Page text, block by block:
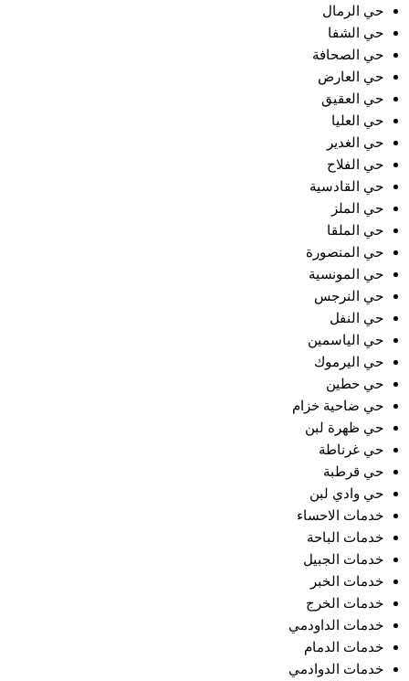
حي الرمال
حي الشفا
حي الصحافة
حي العارض
حي العقيق
حي العليا
حي الغدير
حي الفلاح
حي القادسية
حي الملز
حي الملقا
حي المنصورة
حي المونسية
حي النرجس
حي النفل
حي الياسمين
حي اليرموك
حي حطين
حي ضاحية خزام
حي ظهرة لبن
حي غرناطة
حي قرطبة
حي وادي لبن
خدمات الاحساء
خدمات الباحة
خدمات الجبيل
خدمات الخبر
خدمات الخرج
خدمات الداودمي
خدمات الدمام
خدمات الدوادمي